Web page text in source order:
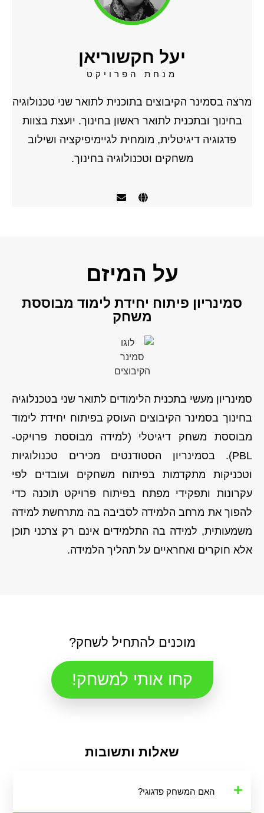
יעל חקשוריאן
מנחת הפרויקט
מרצה בסמינר הקיבוצים בתוכנית לתואר שני טכנולוגיה
בחינוך ובתכנית לתואר ראשון בחינוך. יועצת בצוות
פדגוגיה דיגיטלית, מומחית לגיימיפיקציה ושילוב
משחקים וטכנולוגיה בחינוך.
על המיזם
סמינריון פיתוח יחידת לימוד מבוססת
משחק
סמינריון מעשי בתכנית הלימודים לתואר שני בטכנלוגיה
בחינוך בסמינר הקיבוצים העוסק בפיתוח יחידת לימוד
מבוססת משחק דיגיטלי (למידה מבוססת פרויקט-
PBL). בסמינריון הסטודנטים מכירים טכנולוגיות
וטכניקות מתקדמות בפיתוח משחקים ועובדים לפי
עקרונות ותפקידי מפתח בפיתוח פרויקט תוכנה כדי
להפוך את מרחב הלמידה לסביבה בה מתרחשת למידה
משמעותית, למידה בה התלמידים אינם רק צרכני תוכן
אלא חוקרים ואחראיים על תהליך הלמידה.
מוכנים להתחיל לשחק?
קחו אותי למשחק!
שאלות ותשובות
האם המשחק פדגוגי?